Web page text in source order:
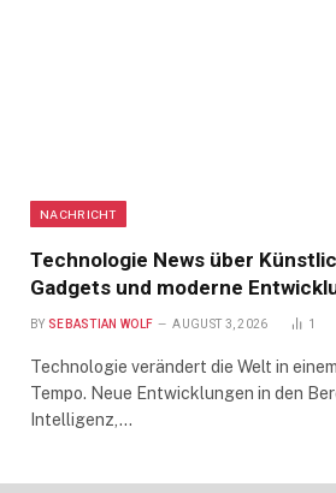
NACHRICHT
Technologie News über
Gadgets und moderne
BY SEBASTIAN WOLF AUGUST 3, 2026 1
Technologie verändert die Welt in
Tempo. Neue Entwicklungen in den
Intelligenz,…